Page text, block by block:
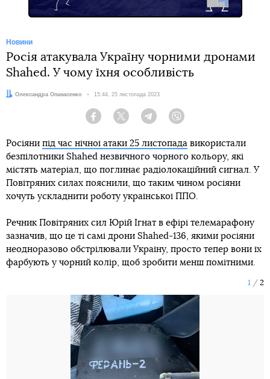
Новини
Росія атакувала Україну чорними дронами
Shahed. У чому їхня особливість
Автор:
Олександра Опанасенко Дата:
15:44, 25 листопада 2023
Facebook Twitter Telegram
Росіяни під час нічної атаки 25 листопада використали
безпілотники Shahed незвичного чорного кольору, які
містять матеріал, що поглинає радіолокаційний сигнал. У
Повітряних силах пояснили, що таким чином росіяни
хочуть ускладнити роботу української ППО.
Речник Повітряних сил Юрій Ігнат в ефірі телемарафону
зазначив, що це ті самі дрони Shahed-136, якими росіяни
неодноразово обстрілювали Україну, просто тепер вони їх
фарбують у чорний колір, щоб зробити менш помітними.
1 2